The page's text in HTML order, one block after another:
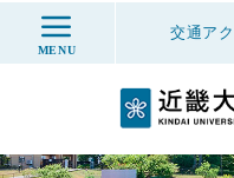
MENU
交通ア